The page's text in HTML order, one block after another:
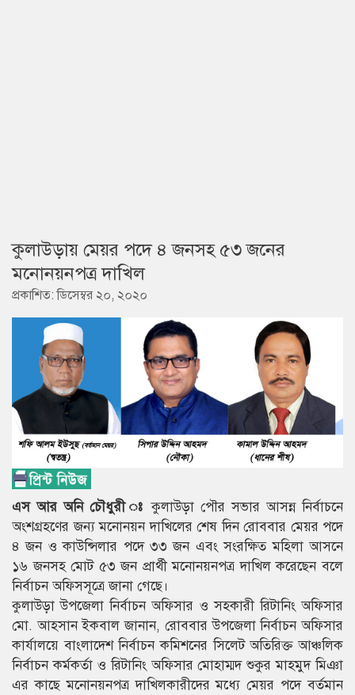
কুলাউড়ায় মেয়র পদে ৪ জনসহ ৫৩ জনের
মনোনয়নপত্র দাখিল
প্রকাশিত: ডিসেম্বর ২০, ২০২০
এস আর অনি চৌধুরী ঃ কুলাউড়া পৌর সভার আসন্ন নির্বাচনে
অংশগ্রহণের জন্য মনোনয়ন দাখিলের শেষ দিন রোববার মেয়র পদে
৪ জন ও কাউন্সিলার পদে ৩৩ জন এবং সংরক্ষিত মহিলা আসনে
১৬ জনসহ মোট ৫৩ জন প্রার্থী মনোনয়নপত্র দাখিল করেছেন বলে
নির্বাচন অফিসসূত্রে জানা গেছে।
কুলাউড়া উপজেলা নির্বাচন অফিসার ও সহকারী রিটানিং অফিসার
মো. আহসান ইকবাল জানান, রোববার উপজেলা নির্বাচন অফিসার
কার্যালয়ে বাংলাদেশ নির্বাচন কমিশনের সিলেট অতিরিক্ত আঞ্চলিক
নির্বাচন কর্মকর্তা ও রিটানিং অফিসার মোহাম্মদ শুকুর মাহমুদ মিঞা
এর কাছে মনোনয়নপত্র দাখিলকারীদের মধ্যে মেয়র পদে বর্তমান